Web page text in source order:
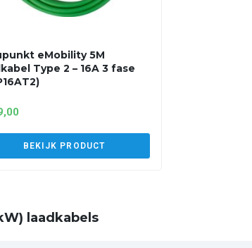
eMobility 5M
Type 2 – 16A 3 fase
BEKIJK PRODUCT
laadkabels